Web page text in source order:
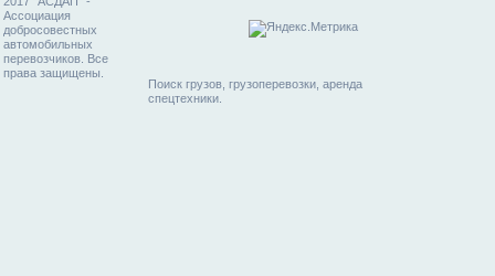
Ассоциация
добросовестных
автомобильных
перевозчиков. Все
права защищены.
Поиск грузов, грузоперевозки, аренда
спецтехники.